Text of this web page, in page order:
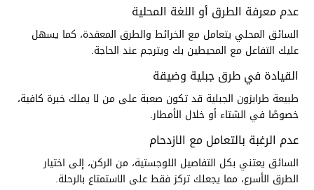
عدم معرفة الطرق أو اللغة المحلية
السائق المحلي يتعامل مع الخرائط والطرق المعقدة، كما يسهل
عليك التفاعل مع المحيطين بك ويترجم عند الحاجة.
القيادة في طرق جبلية وضيقة
طبيعة طرابزون الجبلية قد تكون صعبة على من لا يملك خبرة كافية،
خصوصًا في الشتاء أو خلال الأمطار.
عدم الرغبة بالتعامل مع الازدحام
السائق يعتني بكل التفاصيل اللوجستية، من الركن، إلى اختيار
الطرق الأسرع، مما يجعلك تركز فقط على الاستمتاع بالرحلة.